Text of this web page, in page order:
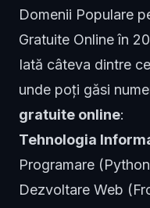
Domenii Populare
Gratuite Online în
Iată câteva dintre
unde poți găsi
gratuite online:
Tehnologia
Programare
Dezvoltare Web